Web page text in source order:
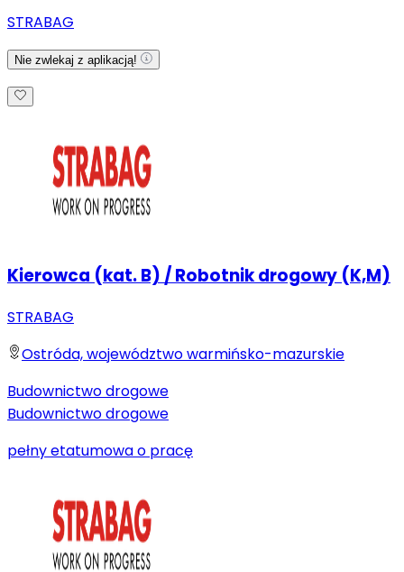
STRABAG
Nie zwlekaj z aplikacją!
Kierowca (kat. B) / Robotnik drogowy (K,M)
STRABAG
Ostróda, województwo warmińsko-mazurskie
Budownictwo drogowe
Budownictwo drogowe
pełny etatumowa o pracę